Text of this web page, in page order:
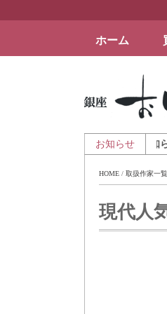
ホーム
絵画など美術品
お知らせ
月6日 - 夏季休業のお知らせ
HOME / 取扱作家一覧
現代人